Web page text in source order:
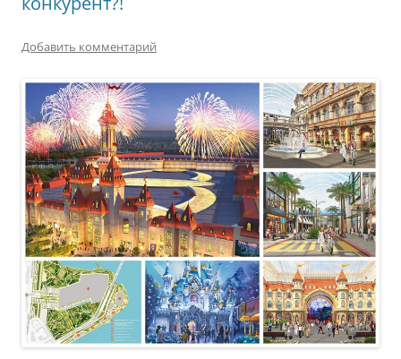
Добавить комментарий